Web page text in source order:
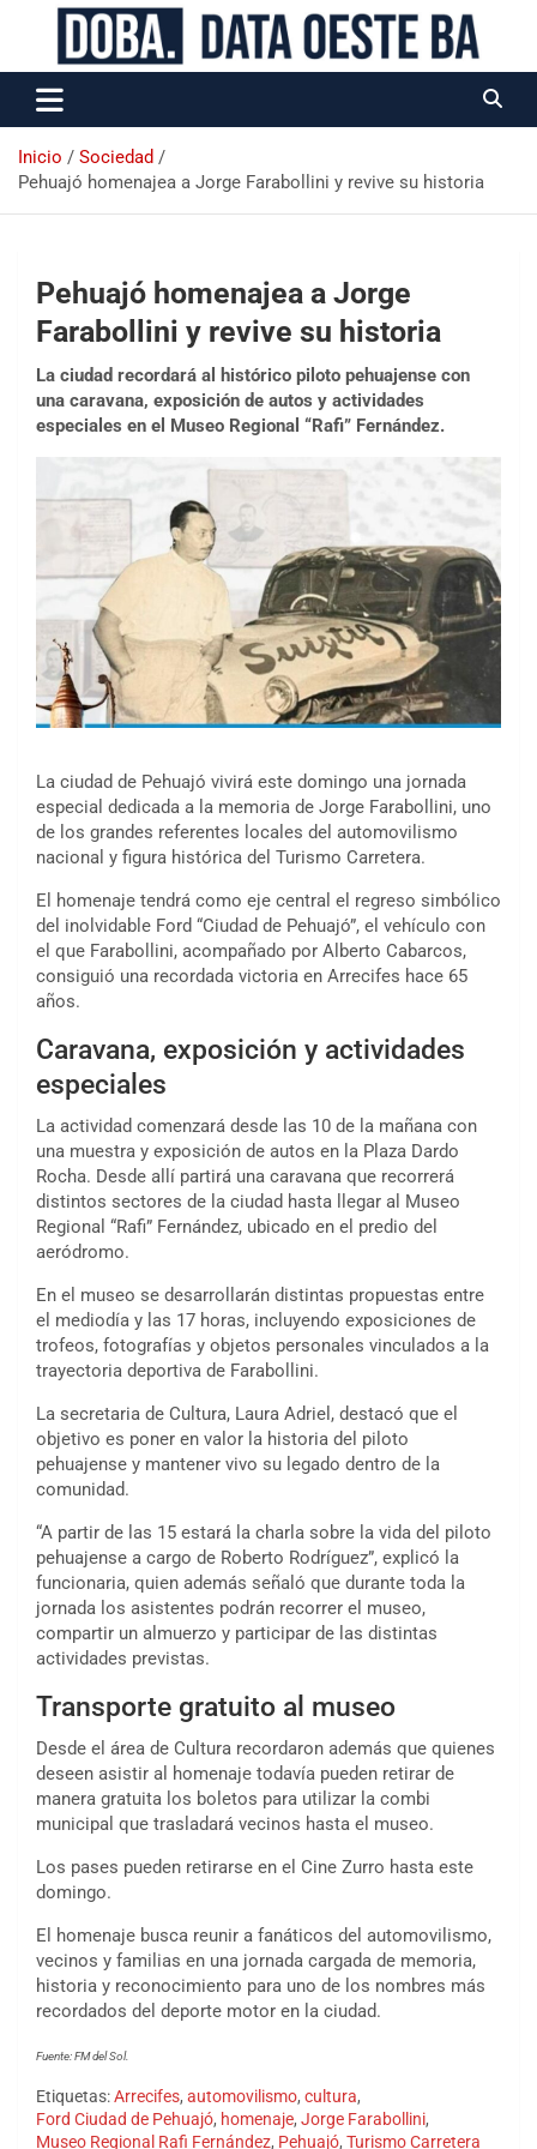
Data Oeste BA
Inicio
Sociedad
Pehuajó homenajea a Jorge Farabollini y revive su historia
Pehuajó homenajea a Jorge
Farabollini y revive su historia
La ciudad recordará al histórico piloto pehuajense con
una caravana, exposición de autos y actividades
especiales en el Museo Regional “Rafi” Fernández.
La ciudad de Pehuajó vivirá este domingo una jornada
especial dedicada a la memoria de Jorge Farabollini, uno
de los grandes referentes locales del automovilismo
nacional y figura histórica del Turismo Carretera.
El homenaje tendrá como eje central el regreso simbólico
del inolvidable Ford “Ciudad de Pehuajó”, el vehículo con
el que Farabollini, acompañado por Alberto Cabarcos,
consiguió una recordada victoria en Arrecifes hace 65
años.
Caravana, exposición y actividades
especiales
La actividad comenzará desde las 10 de la mañana con
una muestra y exposición de autos en la Plaza Dardo
Rocha. Desde allí partirá una caravana que recorrerá
distintos sectores de la ciudad hasta llegar al Museo
Regional “Rafi” Fernández, ubicado en el predio del
aeródromo.
En el museo se desarrollarán distintas propuestas entre
el mediodía y las 17 horas, incluyendo exposiciones de
trofeos, fotografías y objetos personales vinculados a la
trayectoria deportiva de Farabollini.
La secretaria de Cultura, Laura Adriel, destacó que el
objetivo es poner en valor la historia del piloto
pehuajense y mantener vivo su legado dentro de la
comunidad.
“A partir de las 15 estará la charla sobre la vida del piloto
pehuajense a cargo de Roberto Rodríguez”, explicó la
funcionaria, quien además señaló que durante toda la
jornada los asistentes podrán recorrer el museo,
compartir un almuerzo y participar de las distintas
actividades previstas.
Transporte gratuito al museo
Desde el área de Cultura recordaron además que quienes
deseen asistir al homenaje todavía pueden retirar de
manera gratuita los boletos para utilizar la combi
municipal que trasladará vecinos hasta el museo.
Los pases pueden retirarse en el Cine Zurro hasta este
domingo.
El homenaje busca reunir a fanáticos del automovilismo,
vecinos y familias en una jornada cargada de memoria,
historia y reconocimiento para uno de los nombres más
recordados del deporte motor en la ciudad.
Fuente: FM del Sol.
Etiquetas:Arrecifes, automovilismo, cultura,
Ford Ciudad de Pehuajó, homenaje, Jorge Farabollini,
Museo Regional Rafi Fernández, Pehuajó, Turismo Carretera